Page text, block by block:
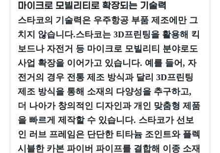
마이크로 모빌리티로 확장되는 기술력
스타코의 기술력은 우주항공 부품 제조에만 그
치지 않습니다.스타코는 3D프린팅을 활용해 킥
보드나 자전거 등 마이크로 모빌리티 분야로도
사업 확장을 이어가고 있습니다. 예를 들어, 자
전거의 경우 전통 제조 방식과 달리 3D프린팅
제조 방식을 통해 소재의 다양성을 추구하고,
더 나아가 창의적인 디자인과 개인 맞춤형 제품
을 빠르게 제작할 수 있습니다. 스타코가 선보
인 러브 프레임은 단단한 티타늄 조인트와 플렉
시블한 카본 파이버 파이프를 결합해 이종 소재